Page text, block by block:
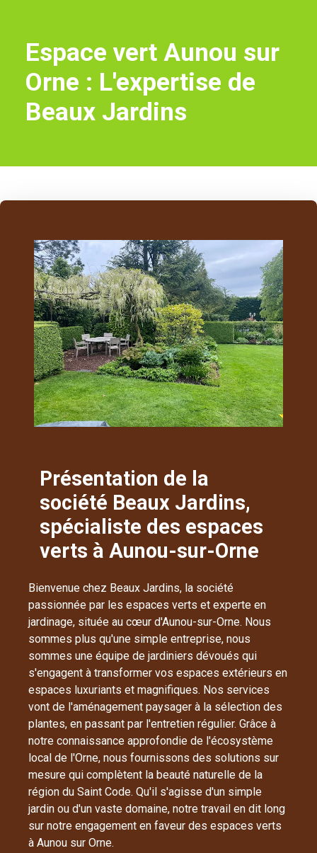
Espace vert Aunou sur
Orne : L'expertise de
Beaux Jardins
Présentation de la
société Beaux Jardins,
spécialiste des espaces
verts à Aunou-sur-Orne
Bienvenue chez Beaux Jardins, la société
passionnée par les espaces verts et experte en
jardinage, située au cœur d'Aunou-sur-Orne. Nous
sommes plus qu'une simple entreprise, nous
sommes une équipe de jardiniers dévoués qui
s'engagent à transformer vos espaces extérieurs en
espaces luxuriants et magnifiques. Nos services
vont de l'aménagement paysager à la sélection des
plantes, en passant par l'entretien régulier. Grâce à
notre connaissance approfondie de l'écosystème
local de l'Orne, nous fournissons des solutions sur
mesure qui complètent la beauté naturelle de la
région du Saint Code. Qu'il s'agisse d'un simple
jardin ou d'un vaste domaine, notre travail en dit long
sur notre engagement en faveur des espaces verts
à Aunou sur Orne.